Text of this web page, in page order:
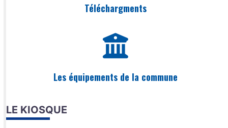
Téléchargments
Les équipements de la commune
LE KIOSQUE